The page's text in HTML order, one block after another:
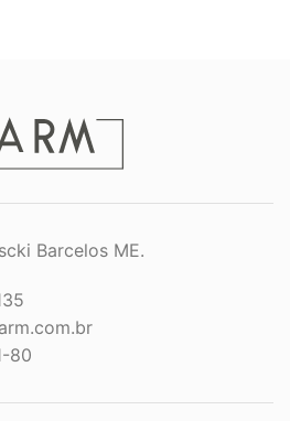
Barcelos ME.
80